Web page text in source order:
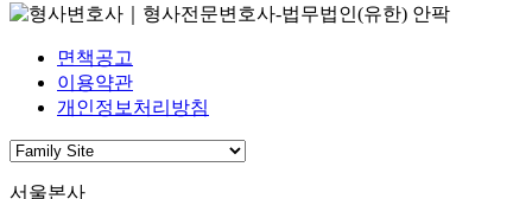
면책공고
이용약관
개인정보처리방침
서울본사